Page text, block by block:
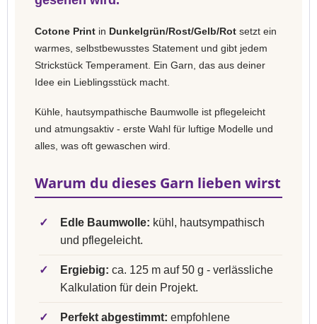
Cotone Print in Dunkelgrün/Rost/Gelb/Rot setzt ein
warmes, selbstbewusstes Statement und gibt jedem
Strickstück Temperament. Ein Garn, das aus deiner
Idee ein Lieblingsstück macht.
Kühle, hautsympathische Baumwolle ist pflegeleicht
und atmungsaktiv - erste Wahl für luftige Modelle und
alles, was oft gewaschen wird.
Warum du dieses Garn lieben wirst
✓ Edle Baumwolle: kühl, hautsympathisch
und pflegeleicht.
✓ Ergiebig: ca. 125 m auf 50 g - verlässliche
Kalkulation für dein Projekt.
✓ Perfekt abgestimmt: empfohlene